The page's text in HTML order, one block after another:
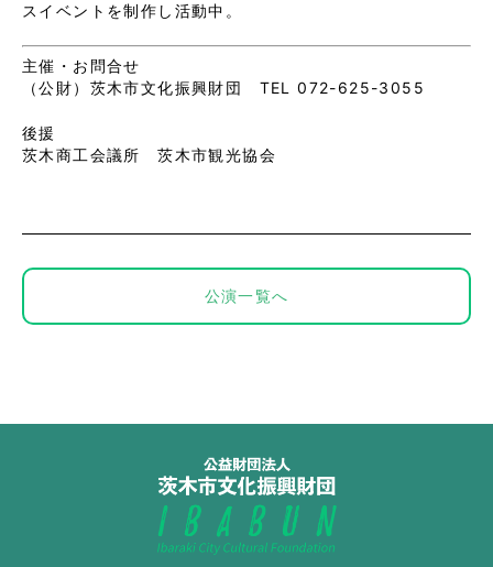
スイベントを制作し活動中。
主催・お問合せ
（公財）茨木市文化振興財団 TEL 072-625-3055
後援
茨木商工会議所 茨木市観光協会
公演一覧へ